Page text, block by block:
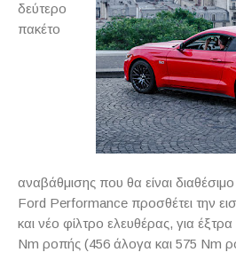
δεύτερο
πακέτο
αναβάθμισης που θα είναι
Ford Performance προσθέτει την
και νέο φίλτρο ελευθέρας, για
Nm ροπής (456 άλογα και 575 Nm